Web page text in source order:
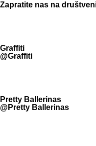
Zapratite nas na
Graffiti
@Graffiti
Pretty Ballerinas
@Pretty Ballerinas